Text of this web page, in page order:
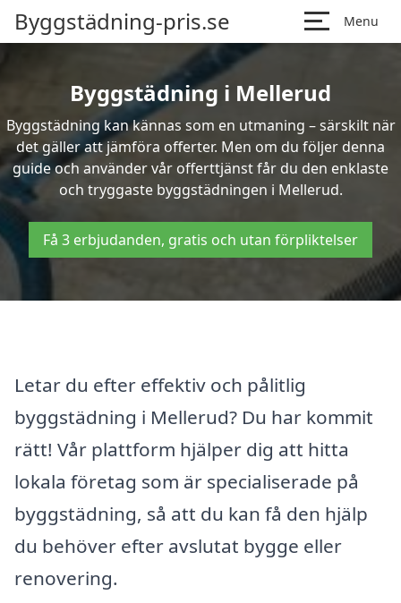
Byggstädning-pris.se Menu
Byggstädning i Mellerud
Byggstädning kan kännas som en utmaning – särskilt när
det gäller att jämföra offerter. Men om du följer denna
guide och använder vår offerttjänst får du den enklaste
och tryggaste byggstädningen i Mellerud.
Få 3 erbjudanden, gratis och utan förpliktelser
Letar du efter effektiv och pålitlig
byggstädning i Mellerud? Du har kommit
rätt! Vår plattform hjälper dig att hitta
lokala företag som är specialiserade på
byggstädning, så att du kan få den hjälp
du behöver efter avslutat bygge eller
renovering.